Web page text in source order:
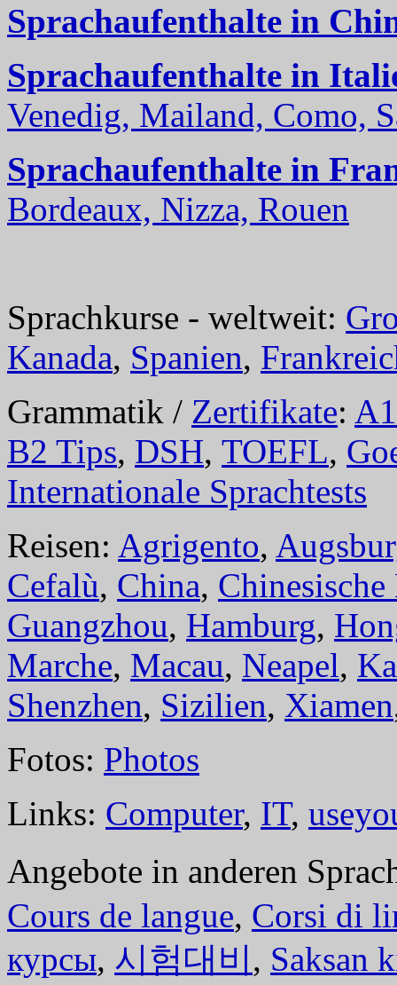
Sprachaufenthalte in
Sprachaufenthalte in
Venedig, Mailand, Como,
Sprachaufenthalte in
Bordeaux, Nizza, Rouen
Sprachkurse - weltweit:
Kanada, Spanien,
Grammatik / Zertifikate: A1
B2 Tips, DSH, TOEFL,
Internationale Sprachtests
Reisen: Agrigento,
Cefalù, China, Chinesische
Guangzhou, Hamburg,
Marche, Macau, Neapel,
Shenzhen, Sizilien, Xiamen
Fotos: Photos
Links: Computer, IT,
Angebote in anderen
Cours de langue, Corsi di
курсы, 시험대비, Saksan